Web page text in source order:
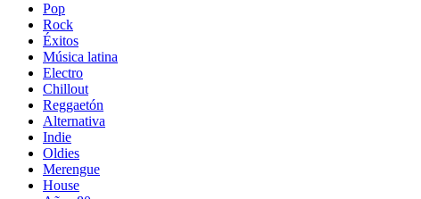
Pop
Rock
Éxitos
Música latina
Electro
Chillout
Reggaetón
Alternativa
Indie
Oldies
Merengue
House